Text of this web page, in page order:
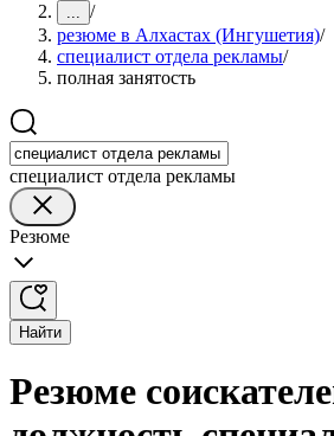
... /
резюме в Алхастах (Ингушетия)/
специалист отдела рекламы/
полная занятость
специалист отдела рекламы
Резюме
Найти
Резюме